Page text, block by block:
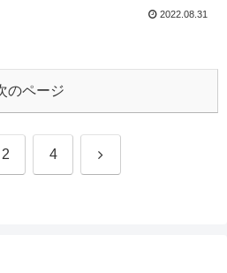
ラウザで動く事を前提としている Yahoo
2022.08.31
のページ
2 4 次